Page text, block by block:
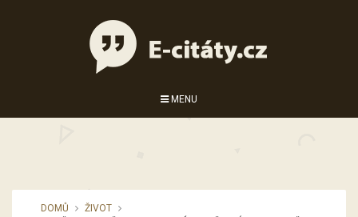
MENU
DOMŮ
ŽIVOT